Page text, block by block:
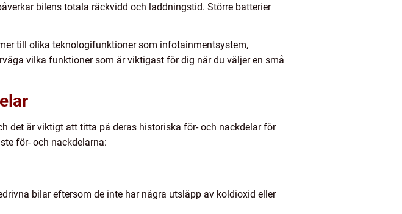
bilens totala räckvidd och laddningstid. Större batterier
till olika teknologifunktioner som infotainmentsystem,
vilka funktioner som är viktigast för dig när du väljer en små
det är viktigt att titta på deras historiska för- och nackdelar för
för- och nackdelarna:
bilar eftersom de inte har några utsläpp av koldioxid eller